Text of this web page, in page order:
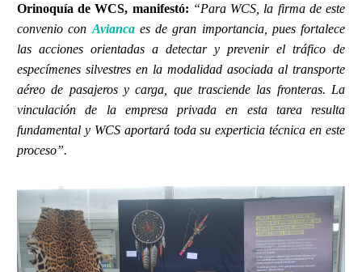
Orinoquía de WCS, manifestó: “Para WCS, la firma de este
convenio con Aviancaes de gran importancia, pues fortalece
las acciones orientadas a detectar y prevenir el tráfico de
especímenes silvestres en la modalidad asociada al transporte
aéreo de pasajeros y carga, que trasciende las fronteras. La
vinculación de la empresa privada en esta tarea resulta
fundamental y WCS aportará toda su experticia técnica en este
proceso”.